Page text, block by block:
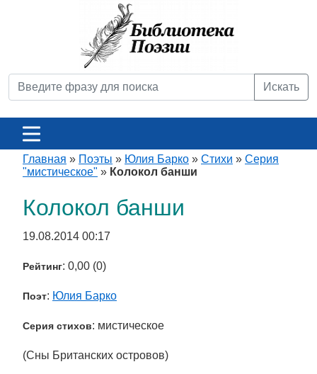
Искать
Главная » Поэты » Юлия Барко » Стихи » Серия
"мистическое" » Колокол банши
Колокол банши
19.08.2014 00:17
Рейтинг: 0,00 (0)
Поэт: Юлия Барко
Серия стихов: мистическое
(Сны Британских островов)